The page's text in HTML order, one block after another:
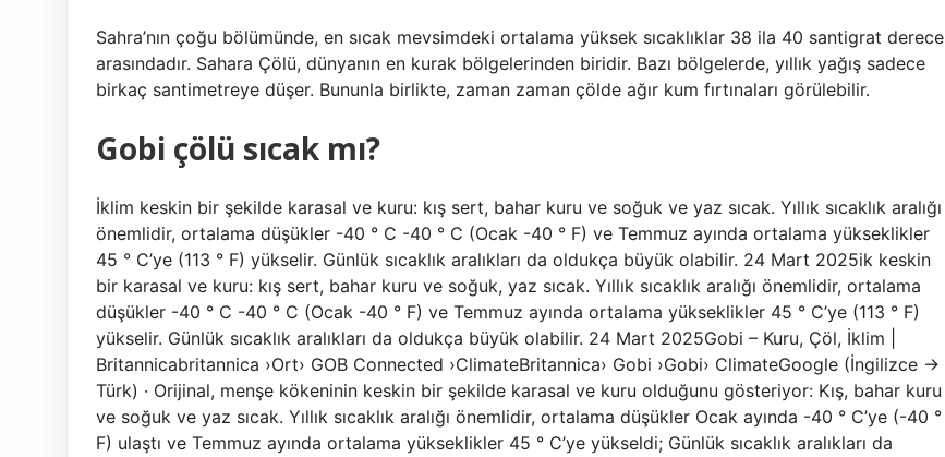
Sahra’nın çoğu bölümünde, en sıcak mevsimdeki ortalama yüksek sıcaklıklar 38 ila 40 santigrat derece
arasındadır. Sahara Çölü, dünyanın en kurak bölgelerinden biridir. Bazı bölgelerde, yıllık yağış sadece
birkaç santimetreye düşer. Bununla birlikte, zaman zaman çölde ağır kum fırtınaları görülebilir.
Gobi çölü sıcak mı?
İklim keskin bir şekilde karasal ve kuru: kış sert, bahar kuru ve soğuk ve yaz sıcak. Yıllık sıcaklık aralığı
önemlidir, ortalama düşükler -40 ° C -40 ° C (Ocak -40 ° F) ve Temmuz ayında ortalama yükseklikler
45 ° C’ye (113 ° F) yükselir. Günlük sıcaklık aralıkları da oldukça büyük olabilir. 24 Mart 2025ik keskin
bir karasal ve kuru: kış sert, bahar kuru ve soğuk, yaz sıcak. Yıllık sıcaklık aralığı önemlidir, ortalama
düşükler -40 ° C -40 ° C (Ocak -40 ° F) ve Temmuz ayında ortalama yükseklikler 45 ° C’ye (113 ° F)
yükselir. Günlük sıcaklık aralıkları da oldukça büyük olabilir. 24 Mart 2025Gobi – Kuru, Çöl, İklim |
Britannicabritannica ›Ort› GOB Connected ›ClimateBritannica› Gobi ›Gobi› ClimateGoogle (İngilizce →
Türk) · Orijinal, menşe kökeninin keskin bir şekilde karasal ve kuru olduğunu gösteriyor: Kış, bahar kuru
ve soğuk ve yaz sıcak. Yıllık sıcaklık aralığı önemlidir, ortalama düşükler Ocak ayında -40 ° C’ye (-40 °
F) ulaştı ve Temmuz ayında ortalama yükseklikler 45 ° C’ye yükseldi; Günlük sıcaklık aralıkları da